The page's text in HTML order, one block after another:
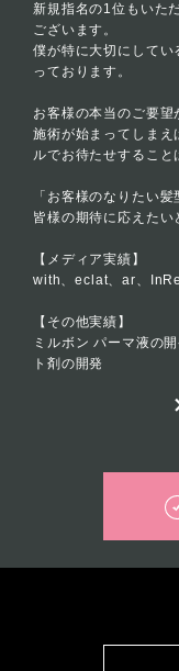
新規指名の1位もいた
ございます。
僕が特に大切にして
っております。
お客様の本当のご要望
施術が始まってしまえ
ルでお待たせすること
「お客様のなりたい
皆様の期待に応えたい
【メディア実績】
with、eclat、ar、
【その他実績】
ミルボン パーマ液の
ト剤の開発